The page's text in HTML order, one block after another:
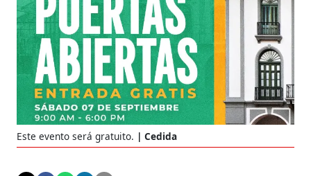
Este evento será gratuito. Cedida